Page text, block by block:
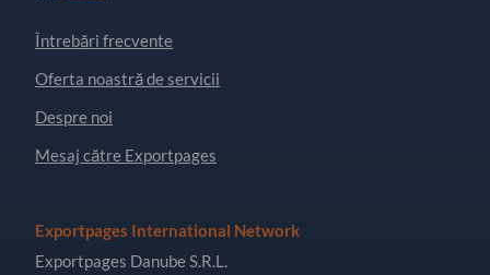
Întrebări frecvente
Oferta noastră de servicii
Despre noi
Mesaj către Exportpages
Exportpages International Network
Exportpages Danube S.R.L.